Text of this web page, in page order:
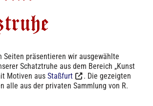
Seiten präsentieren wir ausgewählte
Schatztruhe aus dem Bereich „Kunst
Motiven aus Staßfurt
. Die gezeigten
alle aus der privaten Sammlung von R.